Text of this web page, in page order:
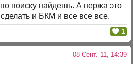
поиску найдешь. А нержа это
и БКМ и все все все.
1
08 Сент. 11, 14:39